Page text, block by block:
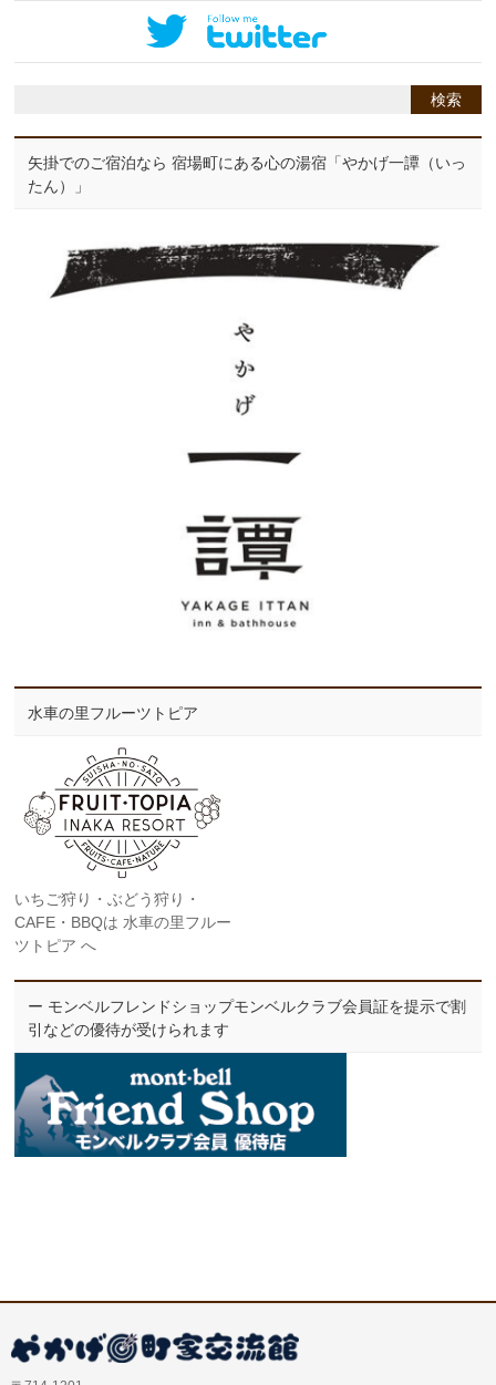
矢掛でのご宿泊なら 宿場町にある心の湯宿「やかげ一譚（いっ
たん）」
水車の里フルーツトピア
いちご狩り・ぶどう狩り・
CAFE・BBQは 水車の里フルー
ツトピア へ
ー モンベルフレンドショップモンベルクラブ会員証を提示で割
引などの優待が受けられます